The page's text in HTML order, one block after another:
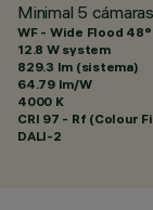
Minimal 5
WF - Wide Flood 48°
12.8 W system
829.3 lm (sistema)
64.79 lm/W
4000 K
CRI 97 - Rf (Colour
DALI-2